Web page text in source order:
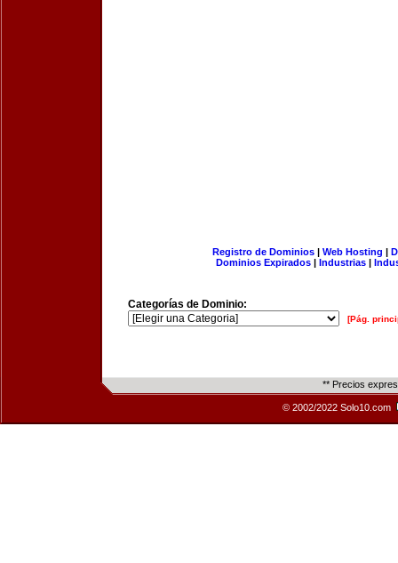
Registro de Dominios| Web Hosting |
Dominios Expirados | Industrias |
Categorías de Dominio:
[Pág.
** Precios
© 2002/2022 Solo10.com